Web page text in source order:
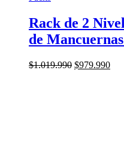
Rack de 2
de
$1.019.990 El
$979.990El